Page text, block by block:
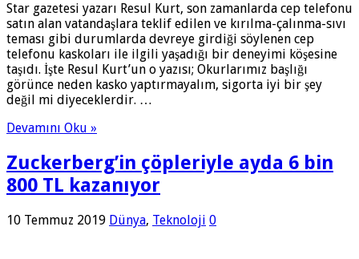
Star gazetesi yazarı Resul Kurt, son zamanlarda cep telefonu
satın alan vatandaşlara teklif edilen ve kırılma-çalınma-sıvı
teması gibi durumlarda devreye girdiği söylenen cep
telefonu kaskoları ile ilgili yaşadığı bir deneyimi köşesine
taşıdı. İşte Resul Kurt’un o yazısı; Okurlarımız başlığı
görünce neden kasko yaptırmayalım, sigorta iyi bir şey
değil mi diyeceklerdir. …
Devamını Oku »
Zuckerberg’in çöpleriyle ayda 6 bin
800 TL kazanıyor
10 Temmuz 2019 Dünya, Teknoloji 0